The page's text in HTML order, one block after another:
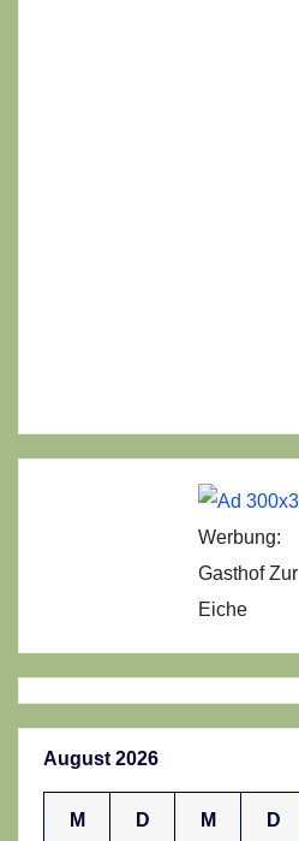
Werbung:
Gasthof Zur
Eiche
August 2026
M D M D